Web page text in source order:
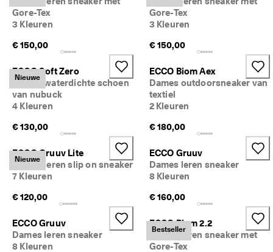
Gore-Tex
3 Kleuren
€ 150,00
Gore-Tex
3 Kleuren
€ 150,00
Nieuwe
ECCO Soft Zero
Dames waterdichte schoen
van nubuck
4 Kleuren
€ 130,00
ECCO Biom Aex
Dames outdoorsneaker van
textiel
2 Kleuren
€ 180,00
Nieuwe
ECCO Gruuv Lite
Dames leren slip on sneaker
7 Kleuren
€ 120,00
ECCO Gruuv
Dames leren sneaker
8 Kleuren
€ 160,00
ECCO Gruuv
Dames leren sneaker
8 Kleuren
Bestseller
ECCO Biom 2.2
Dames leren sneaker met
Gore-Tex